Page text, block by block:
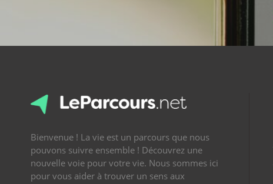
Bienvenue ! La vie est un parcours que nous
pouvons suivre ensemble ! Découvrez une
nouvelle voie pour votre vie. Nous sommes ici
pour vous aider à trouver un sens aux